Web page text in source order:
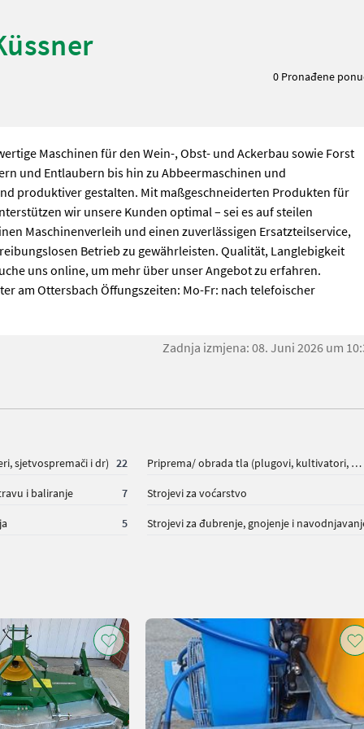
0 Pronađene
Maschinen für den Wein-, Obst- und Ackerbau sowie Forst
und Entlaubern bis hin zu Abbeermaschinen und
produktiver gestalten. Mit maßgeschneiderten Produkten für
wir unsere Kunden optimal – sei es auf steilen
Maschinenverleih und einen zuverlässigen Ersatzteilservice,
Betrieb zu gewährleisten. Qualität, Langlebigkeit
uns online, um mehr über unser Angebot zu erfahren.
am Ottersbach Öffungszeiten: Mo-Fr: nach telefoischer
Zadnja izmjena: 08. Juni 2026 um
sjetvospremači i dr) 22 Priprema/ obrada tla (plugovi, kultivatori, tanjurače i dr.)
i baliranje 7 Strojevi za voćarstvo
5 Strojevi za đubrenje, gnojenje i